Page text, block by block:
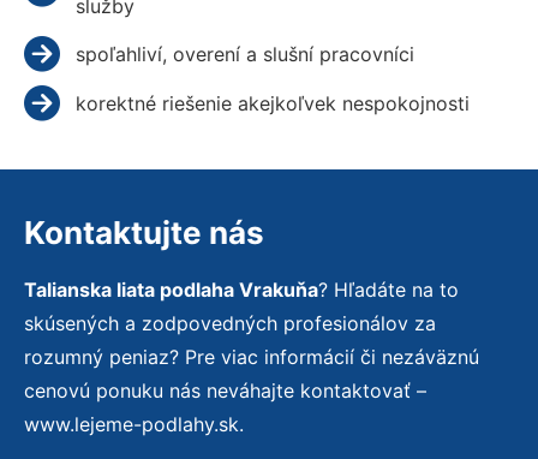
služby
spoľahliví, overení a slušní pracovníci
korektné riešenie akejkoľvek nespokojnosti
Kontaktujte nás
Talianska liata podlaha Vrakuňa? Hľadáte na to
skúsených a zodpovedných profesionálov za
rozumný peniaz? Pre viac informácií či nezáväznú
cenovú ponuku nás neváhajte kontaktovať –
www.lejeme-podlahy.sk.